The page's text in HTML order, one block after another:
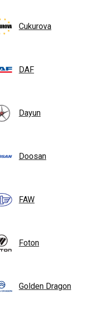
Cukurova
DAF
Dayun
Doosan
FAW
Foton
Golden Dragon